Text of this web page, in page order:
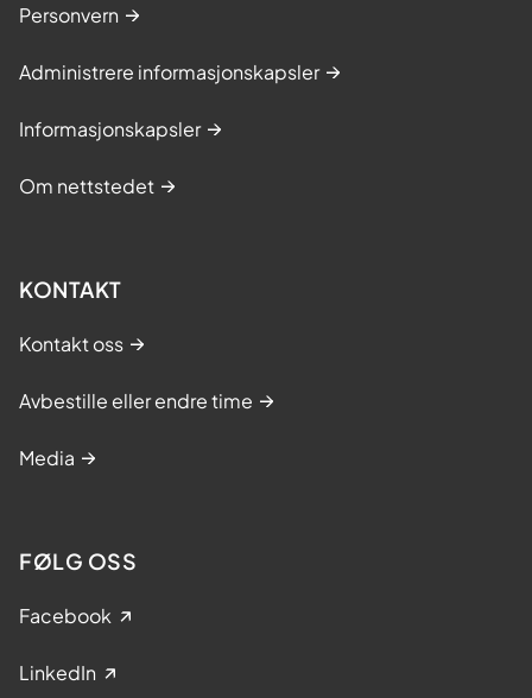
Personvern
Administrere informasjonskapsler
Informasjonskapsler
Om nettstedet
KONTAKT
Kontakt oss
Avbestille eller endre time
Media
FØLG OSS
Facebook
LinkedIn